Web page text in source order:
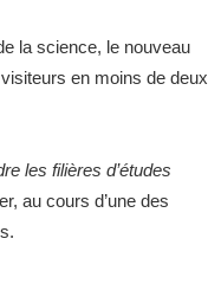
la science, le nouveau
en moins de deux
les filières d’études
au cours d’une des